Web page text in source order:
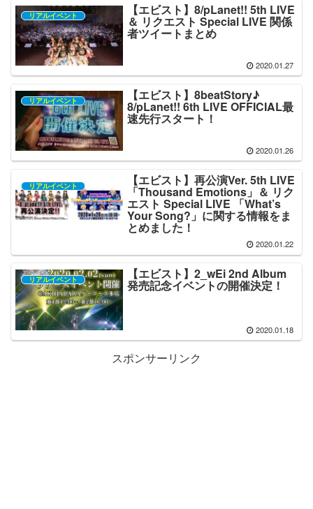
リアルイベント 【エビスト】8/pLanet!! 5th LIVE
＆ リクエスト Special LIVE 関係
者ツイートまとめ
2020.01.27
リアルイベント 【エビスト】8beatStory♪
8/pLanet!! 6th LIVE OFFICIAL最
速先行スタート！
2020.01.26
リアルイベント 【エビスト】再公演Ver. 5th LIVE
「Thousand Emotions」＆ リク
エスト Special LIVE 「What’s
Your Song?」に関する情報をま
とめました！
2020.01.22
リアルイベント 【エビスト】2_wEi 2nd Album
発売記念イベントの開催決定！
2020.01.18
スポンサーリンク